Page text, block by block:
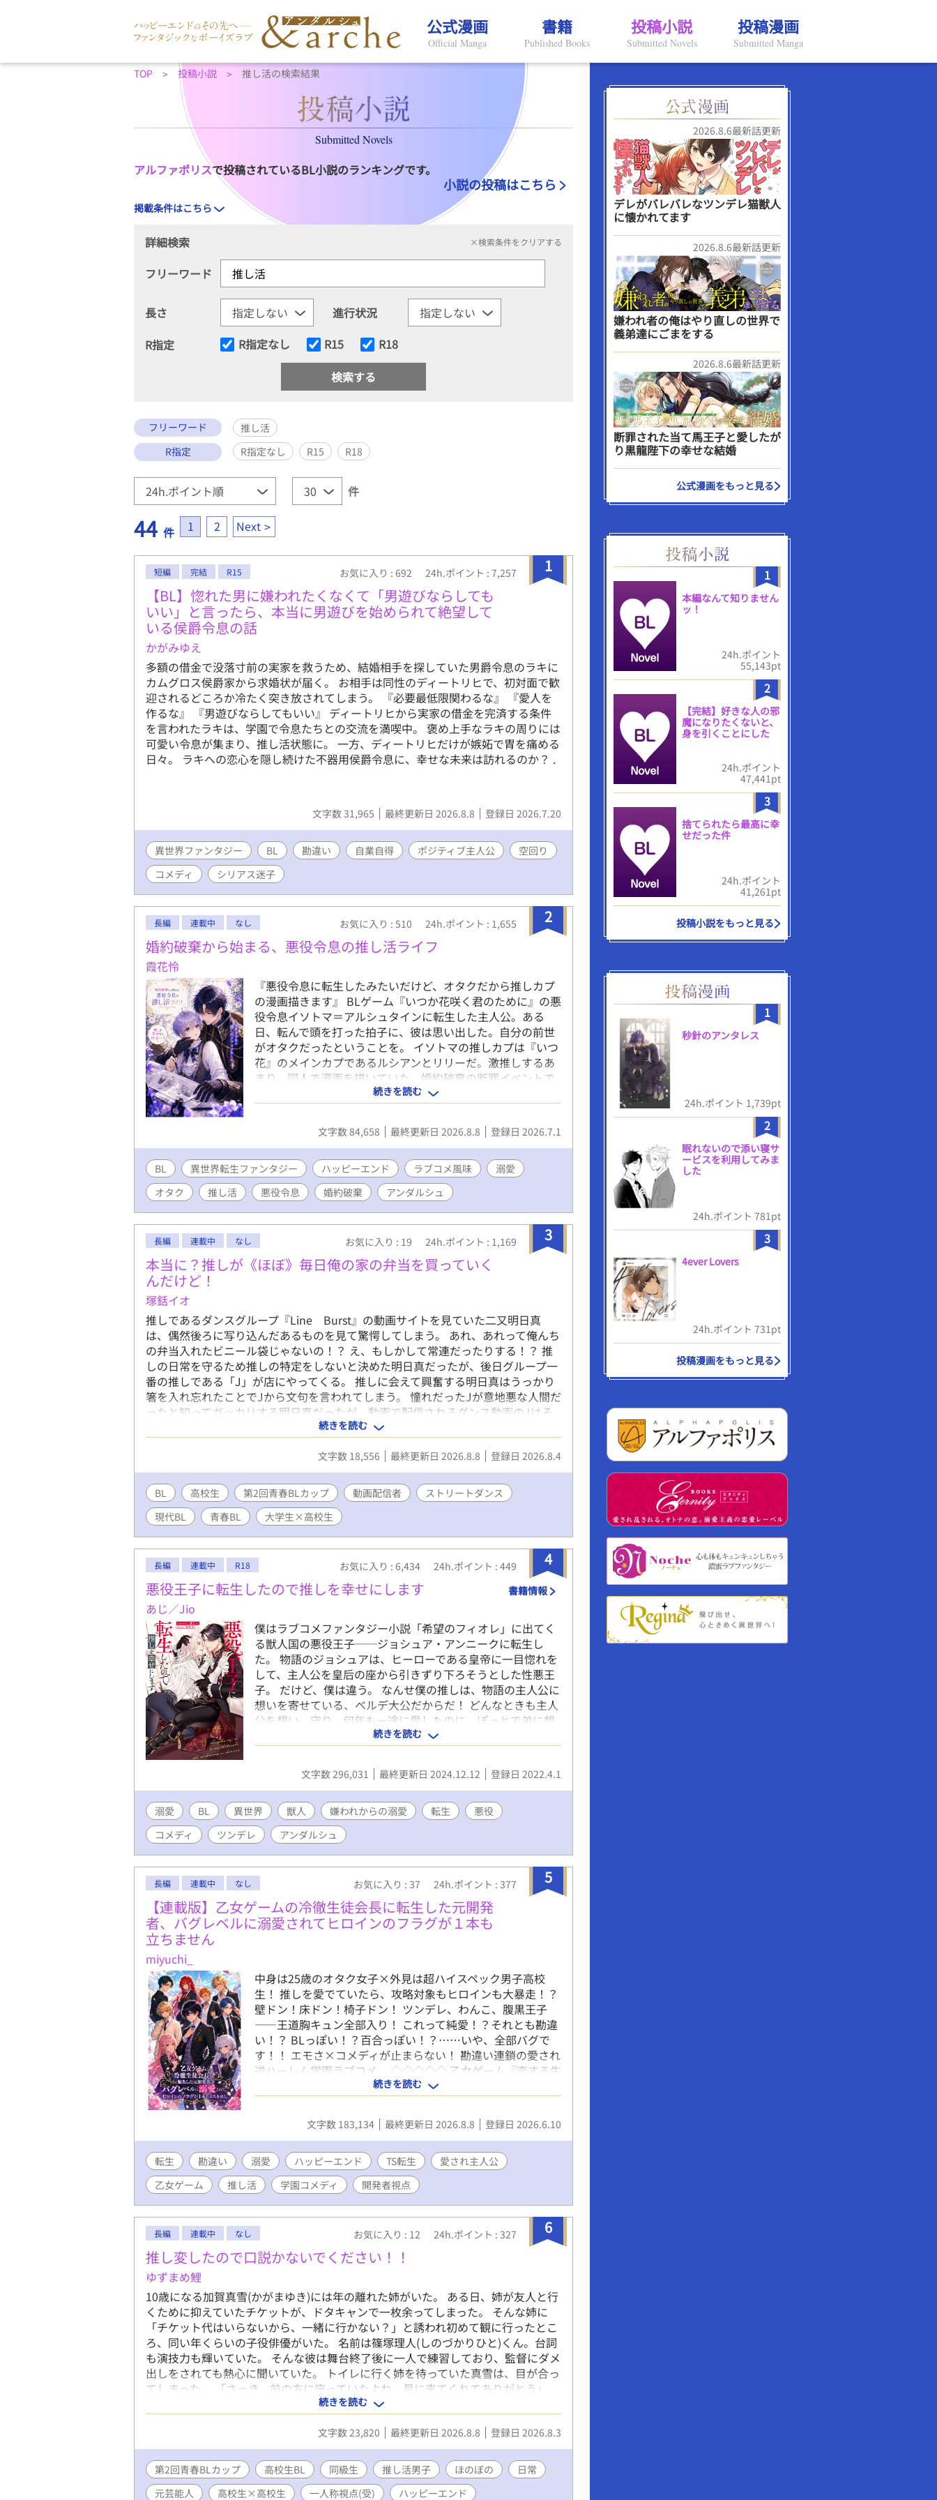
公式漫画
Official Manga
書籍
Published Books
投稿小説
Submitted Novels
投稿漫画
Submitted Manga
TOP 投稿小説 推し活の検索結果
Submitted Novels
アルファポリスで投稿されているBL小説のランキングです。
小説の投稿はこちら
掲載条件はこちら
詳細検索 ×検索条件をクリアする
フリーワード
長さ
進行状況
R指定
R指定なし R15 R18
フリーワード
推し活
R指定
R指定なし R15 R18
件
44 件 1 2 Next
1
短編 完結 R15 お気に入り : 692 24h.ポイント : 7,257
【BL】惚れた男に嫌われたくなくて「男遊びならしても
いい」と言ったら、本当に男遊びを始められて絶望して
いる侯爵令息の話
かがみゆえ
多額の借金で没落寸前の実家を救うため、結婚相手を探していた男爵令息のラキに
カムグロス侯爵家から求婚状が届く。 お相手は同性のディートリヒで、初対面で歓
迎されるどころか冷たく突き放されてしまう。 『必要最低限関わるな』 『愛人を
作るな』 『男遊びならしてもいい』 ディートリヒから実家の借金を完済する条件
を言われたラキは、学園で令息たちとの交流を満喫中。 褒め上手なラキの周りには
可愛い令息が集まり、推し活状態に。 一方、ディートリヒだけが嫉妬で胃を痛める
日々。 ラキへの恋心を隠し続けた不器用侯爵令息に、幸せな未来は訪れるのか？ .
文字数 31,965 最終更新日 2026.8.8 登録日 2026.7.20
異世界ファンタジー BL 勘違い 自業自得 ポジティブ主人公
空回り
コメディ
シリアス迷子
2
長編 連載中 なし お気に入り : 510 24h.ポイント : 1,655
婚約破棄から始まる、悪役令息の推し活ライフ
霞花怜
『悪役令息に転生したみたいだけど、オタクだから推しカプ
の漫画描きます』 BLゲーム『いつか花咲く君のために』の悪
役令息イソトマ＝アルシュタインに転生した主人公。ある
日、転んで頭を打った拍子に、彼は思い出した。自分の前世
がオタクだったということを。 イソトマの推しカプは『いつ
花』のメインカプであるルシアンとリリーだ。激推しするあ
まり、同人で漫画を描いていた。婚約破棄の断罪イベントで
すら、推しを拝める至福の時間。 そんな彼の推し活ライフ
は、まさに婚約破棄から始まる。推しを愛でるため、イソト
マは円満な婚約解消を試みる。現実に打ちひしがれながら
も、オタク仲間のアルエと漫画を描く楽しい日々を満喫中。
なれて、楽しくなってきた。 なのに、ゲーム主人公のリリー
の様子が、おかしくて……。 どうしてみんな、ゲームと違う
の！ オタク令息が推しを愛でながら漫画を描き、自分の恋
も実らせちゃう、推し活ラブコメBL。 ※表紙はAIにて作成。
本文は作者の自作です。本文にAIは一切使用しておりませ
ん。
続きを読む
文字数 84,658 最終更新日 2026.8.8 登録日 2026.7.1
BL 異世界転生ファンタジー ハッピーエンド ラブコメ風味
溺愛
オタク
推し活 悪役令息 婚約破棄 アンダルシュ
3
長編 連載中 なし お気に入り : 19 24h.ポイント : 1,169
本当に？推しが《ほぼ》毎日俺の家の弁当を買っていく
んだけど！
塚銛イオ
推しであるダンスグループ『Line Burst』の動画サイトを見ていた二又明日真
は、偶然後ろに写り込んだあるものを見て驚愕してしまう。 あれ、あれって俺んち
の弁当入れたビニール袋じゃないの！？ え、もしかして常連だったりする！？ 推
しの日常を守るため推しの特定をしないと決めた明日真だったが、後日グループ一
番の推しである「J」が店にやってくる。 推しに会えて興奮する明日真はうっかり
箸を入れ忘れたことでJから文句を言われてしまう。 憧れだったJが意地悪な人間だ
ったと知ってガッカリする明日真だったが、動画で配信されるダンス動画のJはそ
んなことが気にならないぐらい素晴らしいダンスを踊っていた。 ダンスだけは素晴
らしいと割り切って推し活をしようとしていた明日真だったが、突如チャンネルサ
イトで『Line Burst』からダンス教室開催の発表があり迷った末に応募したとこ
ろ当選してしまって……。 ＊AIは誤字脱字チェック。単語の一般的な意味などを調
べるために利用しております。 ＊ダンスの知識がないため、ふんわりした描写にな
ってしまう所はありますがご容赦下さい。
続きを読む
文字数 18,556 最終更新日 2026.8.8 登録日 2026.8.4
BL 高校生 第2回青春BLカップ 動画配信者
ストリートダンス
現代BL
青春BL 大学生×高校生
4
長編 連載中 R18 お気に入り : 6,434 24h.ポイント : 449
悪役王子に転生したので推しを幸せにします
あじ／Jio
書籍情報
僕はラブコメファンタジー小説「希望のフィオレ」に出てく
る獣人国の悪役王子──ジョシュア・アンニークに転生し
た。 物語のジョシュアは、ヒーローである皇帝に一目惚れを
して、主人公を皇后の座から引きずり下ろそうとした性悪王
子。 だけど、僕は違う。 なんせ僕の推しは、物語の主人公に
想いを寄せている、ベルデ大公だからだ！ どんなときも主人
公を想い、守り、何年も一途に愛したのに、ぽっとで弟に想
い人をかっさらわれるわ、最後は死亡エンドだわ……あんま
りだろう！ だから僕は決意した。 ──僕が大公を幸せにした
らいいじゃん、と。 大公の死亡フラグを折り幸せにするた
め、とある契約をもちかけた僕は、ある秘密を抱えて推し活
-- ツンデレ無愛想攻めと、不遜な一途健気受けです。 最初の
説明回のみはすれ違いや嫌われですが、 第３章からラブコ
メ・ギャグテイストな雰囲気になります。 前半 攻め
←←←←←←←←受け 後半 攻め→→→→→→→→受け みた
いな感じで溺愛度たっぷりになる予定です。 また、異種族が
いるため男性妊娠が可能な世界となっています。 --------------
--------------- ※ムーンライトにも掲載していますが、先行公
開はこちらです。
続きを読む
文字数 296,031 最終更新日 2024.12.12 登録日 2022.4.1
溺愛 BL 異世界 獣人 嫌われからの溺愛 転生
悪役
コメディ
ツンデレ アンダルシュ
5
長編 連載中 なし お気に入り : 37 24h.ポイント : 377
【連載版】乙女ゲームの冷徹生徒会長に転生した元開発
者、バグレベルに溺愛されてヒロインのフラグが１本も
立ちません
miyuchi_
中身は25歳のオタク女子×外見は超ハイスペック男子高校
生！ 推しを愛でていたら、攻略対象もヒロインも大暴走！？
壁ドン！床ドン！椅子ドン！ ツンデレ、わんこ、腹黒王子
――王道胸キュン全部入り！ これって純愛！？それとも勘違
い！？ BLっぽい！？百合っぽい！？……いや、全部バグで
す！！ エモさ×コメディが止まらない！ 勘違い連鎖の愛され
逆ハーレム学園ラブコメ。 ◇◇◇◇◇ 乙女ゲーム『恋する生
徒会エグゼクティブ』――通称『恋エグ』。 そのゲームを誰
よりも愛し、開発に人生を捧げた元ゲームクリエイターの私
が目を覚ますと、そこは自分が作った乙女ゲームの世界だっ
た！ しかも転生したのは、ヒロインでもモブでもない。攻略
さらぎれい》。 しかし、中身は推しを愛してやまない限界オ
タクの元開発者〈女〉。 推したちを褒めて、愛でて、全力で
推し活していたら、なぜか攻略対象全員の好感度が急上昇！
シナリオは崩壊し、恋愛フラグはバグだらけ。 推しを幸せに
したいだけなのに、気づけば攻略対象全員からバグレベルの
溺愛を向けられる！？ 無自覚たらしな元開発者が巻き起こ
す、勘違い連鎖の逆ハーレム学園ラブコメ、開幕！
続きを読む
文字数 183,134 最終更新日 2026.8.8 登録日 2026.6.10
転生 勘違い 溺愛 ハッピーエンド TS転生
愛され主人公
乙女ゲーム
推し活 学園コメディ 開発者視点
6
長編 連載中 なし お気に入り : 12 24h.ポイント : 327
推し変したので口説かないでください！！
ゆずまめ鯉
10歳になる加賀真雪(かがまゆき)には年の離れた姉がいた。 ある日、姉が友人と行
くために抑えていたチケットが、ドタキャンで一枚余ってしまった。 そんな姉に
「チケット代はいらないから、一緒に行かない？」と誘われ初めて観に行ったとこ
ろ、同い年くらいの子役俳優がいた。 名前は篠塚理人(しのづかりひと)くん。台詞
も演技力も輝いていた。 そんな彼は舞台終了後に一人で練習しており、監督にダメ
出しをされても熱心に聞いていた。 トイレに行く姉を待っていた真雪は、目が合っ
てしまった。 「さっき、前の方に座っていたよね。見に来てくれてありがとう」
「ええと……りゅういちくん？」 「理人だよ。隆一とは従兄弟なんだ」 「リトく
ん！」 それから真雪は、リトくんと従兄弟の隆一ことリュウくんを追うようになっ
た。 それから四年が経ち、中学三年生の春。 「落ち着いて聞いてね、ユキちゃ
ん。理人くんも隆一くんも、芸能活動を休止するみたい」 「え！」 そして中学三
年生の冬──一月。 春から篠塚隆一が、八人組男子アイドルグループに所属するこ
とと、篠塚理人が芸能界を引退することを知ってしまった。 寂しいけれど、十歳か
ら十五歳までの五年間は楽しく推し活していたので、お疲れさまでしたと手紙を書
続きを読む
文字数 23,820 最終更新日 2026.8.8 登録日 2026.8.3
第2回青春BLカップ 高校生BL 同級生 推し活男子 ほのぼの
日常
元芸能人
高校生×高校生 一人称視点(受) ハッピーエンド
2026.8.6最新話更新
デレがバレバレなツンデレ猫獣人
に懐かれてます
2026.8.6最新話更新
嫌われ者の俺はやり直しの世界で
義弟達にごまをする
2026.8.6最新話更新
断罪された当て馬王子と愛したが
り黒龍陛下の幸せな結婚
公式漫画をもっと見る
1
本編なんて知りません
ッ！
24h.ポイント
55,143pt
2
【完結】好きな人の邪
魔になりたくないと、
身を引くことにした
24h.ポイント
47,441pt
3
捨てられたら最高に幸
せだった件
24h.ポイント
41,261pt
投稿小説をもっと見る
1
秒針のアンタレス
24h.ポイント 1,739pt
2
眠れないので添い寝サ
ービスを利用してみま
した
24h.ポイント 781pt
3
4ever Lovers
24h.ポイント 731pt
投稿漫画をもっと見る